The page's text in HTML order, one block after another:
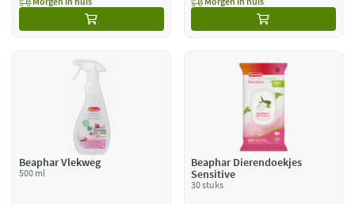
Beaphar Vlekweg
500 ml
Beaphar Dierendoekjes
Sensitive
30 stuks